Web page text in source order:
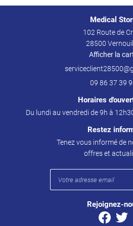
Medical
102 Route de
28500
Afficher la
09 86 37 39
Horaires
Du lundi au vendredi de 9h à
Restez
Tenez vous informé de
offres et
Rejoignez-